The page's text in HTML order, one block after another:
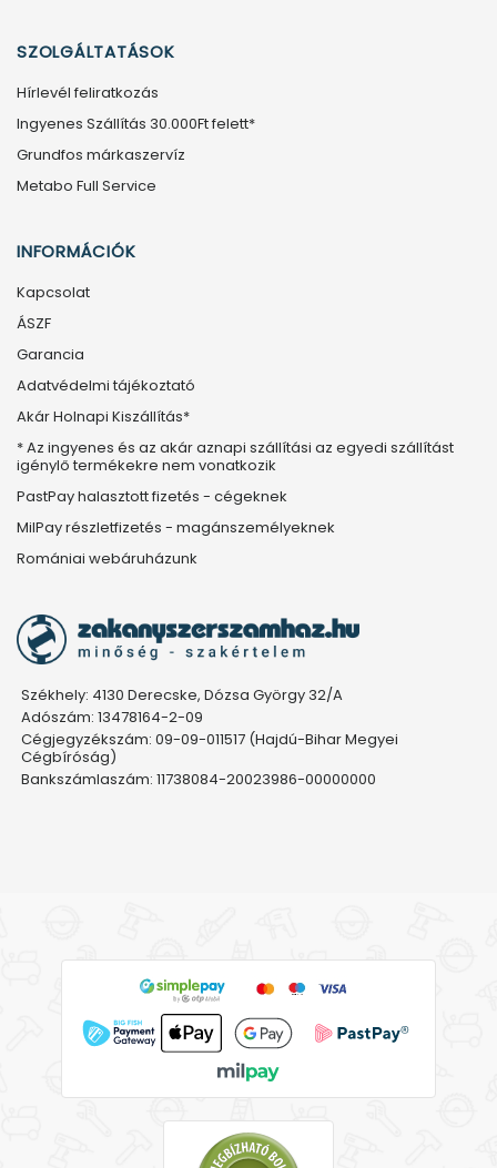
SZOLGÁLTATÁSOK
Hírlevél feliratkozás
Ingyenes Szállítás 30.000Ft felett*
Grundfos márkaszervíz
Metabo Full Service
INFORMÁCIÓK
Kapcsolat
ÁSZF
Garancia
Adatvédelmi tájékoztató
Akár Holnapi Kiszállítás*
* Az ingyenes és az akár aznapi szállítási az egyedi szállítást
igénylő termékekre nem vonatkozik
PastPay halasztott fizetés - cégeknek
MilPay részletfizetés - magánszemélyeknek
Romániai webáruházunk
Székhely: 4130 Derecske, Dózsa György 32/A
Adószám: 13478164-2-09
Cégjegyzékszám: 09-09-011517 (Hajdú-Bihar Megyei
Cégbíróság)
Bankszámlaszám: 11738084-20023986-00000000